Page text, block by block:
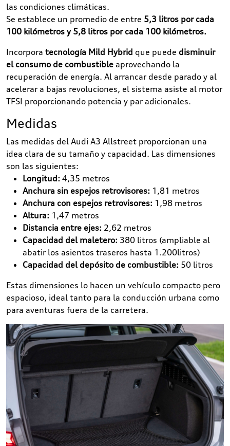
las condiciones climáticas.
Se establece un promedio de entre 5,3 litros por cada
100 kilómetros y 5,8 litros por cada 100 kilómetros.
Incorpora tecnología Mild Hybrid que puede disminuir
el consumo de combustible aprovechando la
recuperación de energía. Al arrancar desde parado y al
acelerar a bajas revoluciones, el sistema asiste al motor
TFSI proporcionando potencia y par adicionales.
Medidas
Las medidas del Audi A3 Allstreet proporcionan una
idea clara de su tamaño y capacidad. Las dimensiones
son las siguientes:
Longitud: 4,35 metros
Anchura sin espejos retrovisores: 1,81 metros
Anchura con espejos retrovisores: 1,98 metros
Altura: 1,47 metros
Distancia entre ejes: 2,62 metros
Capacidad del maletero: 380 litros (ampliable al
abatir los asientos traseros hasta 1.200litros)
Capacidad del depósito de combustible: 50 litros
Estas dimensiones lo hacen un vehículo compacto pero
espacioso, ideal tanto para la conducción urbana como
para aventuras fuera de la carretera.